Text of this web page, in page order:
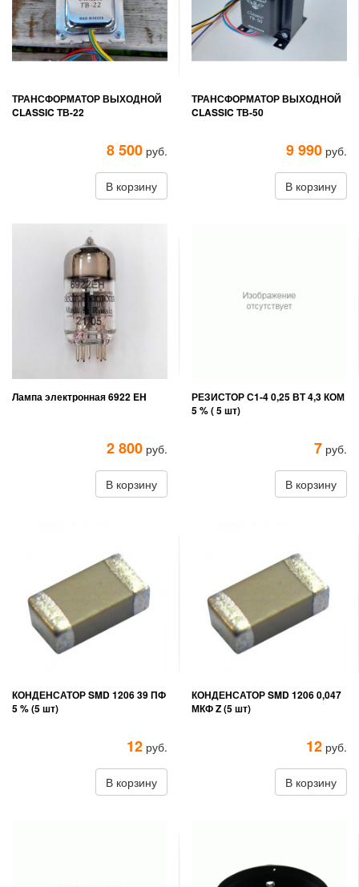
ТРАНСФОРМАТОР ВЫХОДНОЙ
CLASSIC ТВ-22
8 500 руб.
В корзину
ТРАНСФОРМАТОР ВЫХОДНОЙ
CLASSIC ТВ-50
9 990 руб.
В корзину
Лампа электронная 6922 EH
2 800 руб.
В корзину
РЕЗИСТОР С1-4 0,25 ВТ 4,3 КОМ
5 % ( 5 шт)
7 руб.
В корзину
КОНДЕНСАТОР SMD 1206 39 ПФ
5 % (5 шт)
12 руб.
В корзину
КОНДЕНСАТОР SMD 1206 0,047
МКФ Z (5 шт)
12 руб.
В корзину